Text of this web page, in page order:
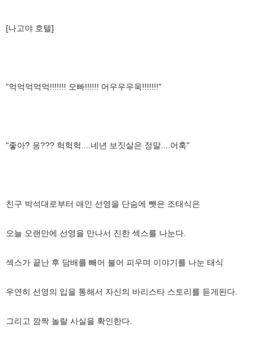
[나고야 호텔]
"억억억억억!!!!!!! 오빠!!!!!! 어우우우욱!!!!!!!"
"좋아? 응??? 헉헉헉....네년 보짓살은 정말....어훅"
친구 박석대로부터 애인 선영을 단숨에 뺏은 조태식은
오늘 오랜만에 선영을 만나서 진한 섹스를 나눈다.
섹스가 끝난 후 담배를 빼어 불어 피우며 이야기를 나눈 태식
우연히 선영의 입을 통해서 자신의 바리스타 스토리를 듣게된다.
그리고 깜짝 놀랄 사실을 확인한다.